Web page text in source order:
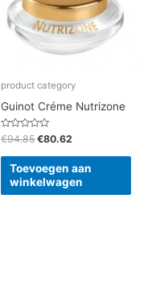
product category
Guinot Créme Nutrizone
Gewaardeerd
0
uit
€94.85 €80.62
Toevoegen aan
winkelwagen